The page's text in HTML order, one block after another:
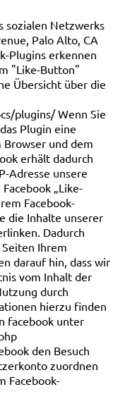
sozialen Netzwerks
Palo Alto, CA
Plugins erkennen
"Like-Button"
Übersicht über die
plugins/ Wenn Sie
Plugin eine
und dem
erhält dadurch
Adresse unsere
„Like-
Facebook-
die Inhalte unserer
Dadurch
Seiten Ihrem
darauf hin, dass wir
vom Inhalt der
durch
hierzu finden
facebook unter
den Besuch
zuordnen
Facebook-